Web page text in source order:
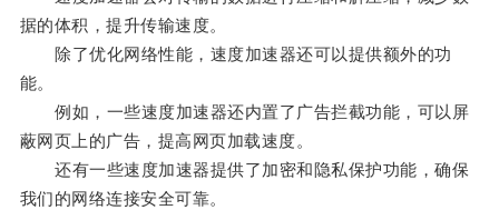
据的体积，提升传输速度。
除了优化网络性能，速度加速器还可以提供额外的功
能。
例如，一些速度加速器还内置了广告拦截功能，可以屏
蔽网页上的广告，提高网页加载速度。
还有一些速度加速器提供了加密和隐私保护功能，确保
我们的网络连接安全可靠。